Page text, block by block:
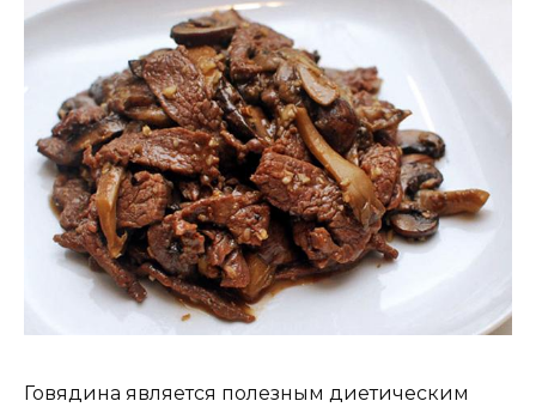
Говядина является полезным диетическим